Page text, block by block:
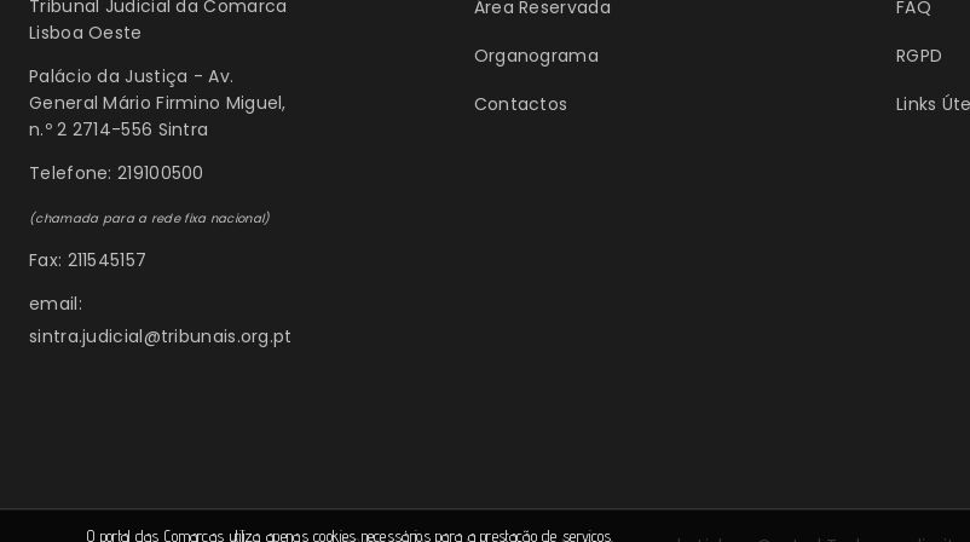
Tribunal Judicial da Comarca
Lisboa Oeste
Palácio da Justiça - Av.
General Mário Firmino Miguel,
n.º 2 2714-556 Sintra
Telefone: 219100500
(chamada para a rede fixa nacional)
Fax: 211545157
email:
sintra.judicial@tribunais.org.pt
Área Reservada
Organograma
Contactos
FAQ
RGPD
Links
O portal das Comarcas utiliza apenas cookies necessários para a prestação de serviços.